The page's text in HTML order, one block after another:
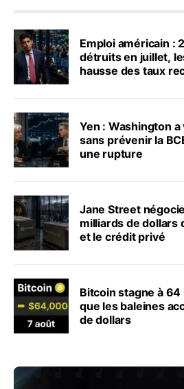
Emploi américain :
détruits en juillet,
hausse des taux
Yen : Washington
sans prévenir la
une rupture
Jane Street
milliards de dollars
et le crédit privé
Bitcoin stagne à
que les baleines
de dollars